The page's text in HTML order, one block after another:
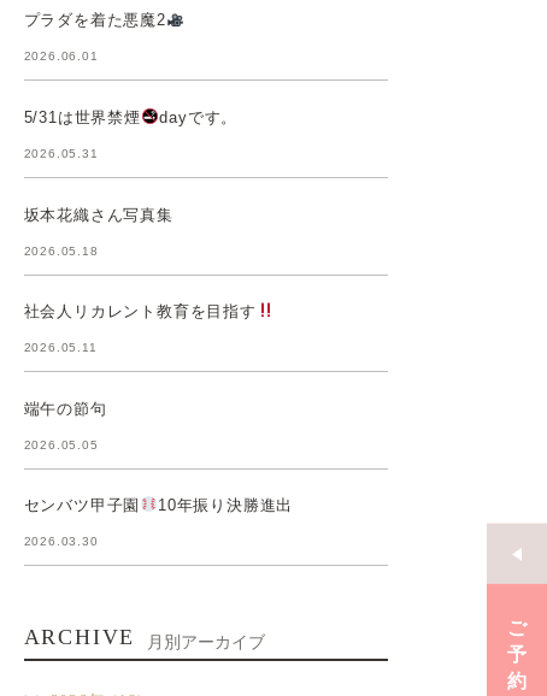
ご
予
約
プラダを着た悪魔2
2026.06.01
5/31は世界禁煙 dayです。
2026.05.31
坂本花織さん写真集
2026.05.18
社会人リカレント教育を目指す
2026.05.11
端午の節句
2026.05.05
センバツ甲子園 10年振り決勝進出
2026.03.30
ARCHIVE 月別アーカイブ